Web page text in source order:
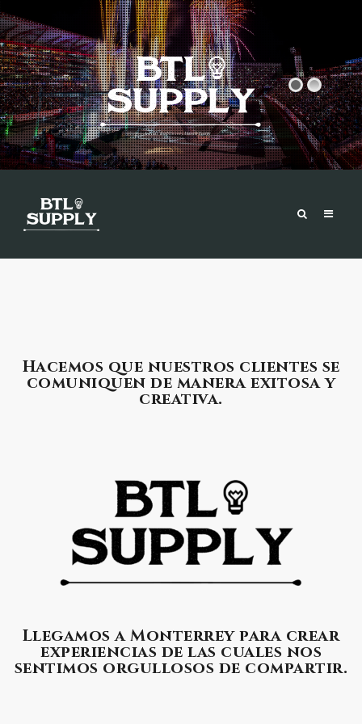
X Pilots Tampico 2015, Monster Energy
Hacemos que nuestros clientes se
comuniquen de manera exitosa y
creativa.
Llegamos a Monterrey para crear
experiencias de las cuales nos
sentimos orgullosos de compartir.